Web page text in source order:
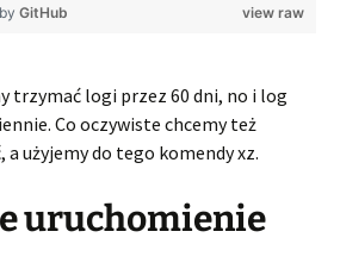
view raw
by GitHub
trzymać logi przez 60 dni, no i log
Co oczywiste chcemy też
użyjemy do tego komendy xz.
uruchomienie